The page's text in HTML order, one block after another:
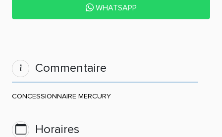
WHATSAPP
Commentaire
CONCESSIONNAIRE MERCURY
Horaires